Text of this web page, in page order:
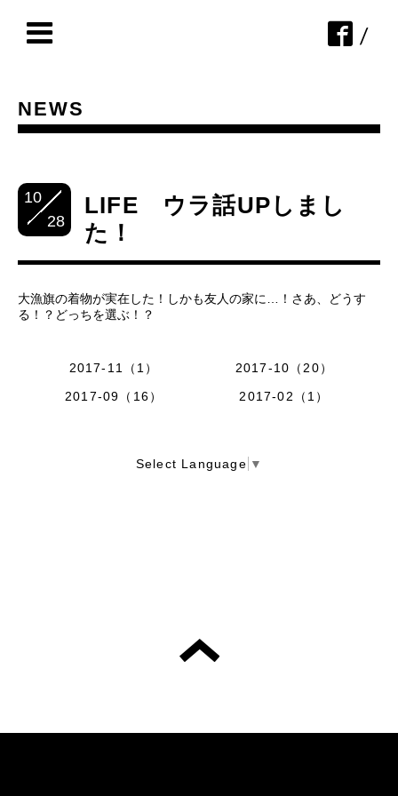
/
NEWS
10
28
LIFE ウラ話UPしまし
た！
大漁旗の着物が実在した！しかも友人の家に…！さあ、どうす
る！？どっちを選ぶ！？
2017-11（1）
2017-10（20）
2017-09（16）
2017-02（1）
Select Language ▼